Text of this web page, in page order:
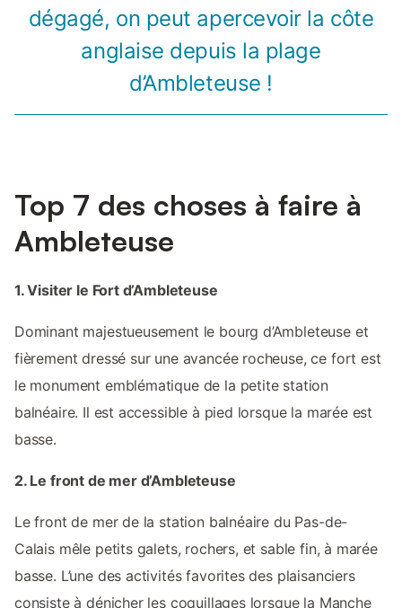
dégagé, on peut apercevoir la côte
anglaise depuis la plage
d’Ambleteuse !
Top 7 des choses à faire à
Ambleteuse
1. Visiter le Fort d’Ambleteuse
Dominant majestueusement le bourg d’Ambleteuse et
fièrement dressé sur une avancée rocheuse, ce fort est
le monument emblématique de la petite station
balnéaire. Il est accessible à pied lorsque la marée est
basse.
2. Le front de mer d’Ambleteuse
Le front de mer de la station balnéaire du Pas-de-
Calais mêle petits galets, rochers, et sable fin, à marée
basse. L’une des activités favorites des plaisanciers
consiste à dénicher les coquillages lorsque la Manche